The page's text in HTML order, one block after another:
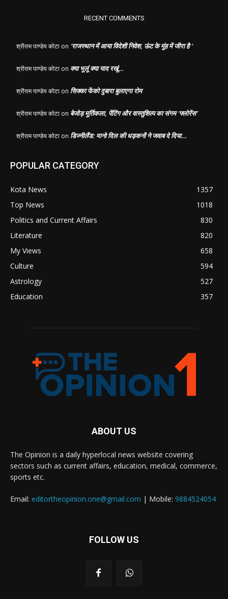
RECENT COMMENTS
श्रीराम पाण्डेय कोटा on ‘राजस्थान में आया विदेशी निवेश, ऊंट के मुंह में जीरा है ‘
श्रीराम पाण्डेय कोटा on क्या भूलूं क्या याद रखूं…
श्रीराम पाण्डेय कोटा on सिक्का फेंको दुबारा बुलाएगा रोम
श्रीराम पाण्डेय कोटा on बेजोड़ मूर्तिकला, पेंटिंग और वास्तुशिल्प का संगम ‘फ्लोरेंस’
श्रीराम पाण्डेय कोटा on डिज्नीलैंड: मानो दिल की धड़कनों ने जवाब दे दिया…
POPULAR CATEGORY
Kota News
1357
Top News
1018
Politics and Current Affairs
830
Literature
820
My Views
658
Culture
594
Astrology
527
Education
357
ABOUT US
The Opinion is a daily hyperlocal news website covering
sectors such as current affairs, education, medical, commerce,
sports etc.
Email: editortheopinion.one@gmail.com | Mobile: 9884524054
FOLLOW US